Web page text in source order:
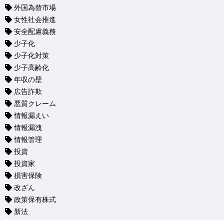
外国為替市場
女性社会推進
安全配慮義務
少子化
少子化対策
少子高齢化
年収の壁
広告詐欺
悪質クレーム
情報漏えい
情報漏洩
情報管理
投資
投資家
損害保険
改ざん
政策保有株式
新法